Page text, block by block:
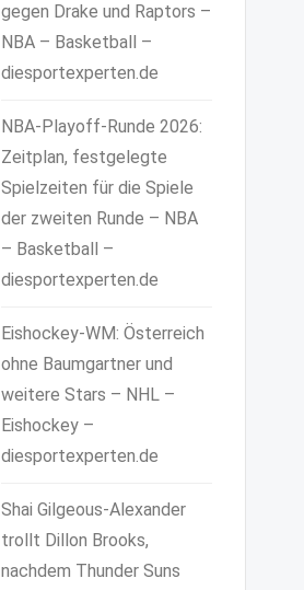
gegen Drake und Raptors –
NBA – Basketball –
diesportexperten.de
NBA-Playoff-Runde 2026:
Zeitplan, festgelegte
Spielzeiten für die Spiele
der zweiten Runde – NBA
– Basketball –
diesportexperten.de
Eishockey-WM: Österreich
ohne Baumgartner und
weitere Stars – NHL –
Eishockey –
diesportexperten.de
Shai Gilgeous-Alexander
trollt Dillon Brooks,
nachdem Thunder Suns